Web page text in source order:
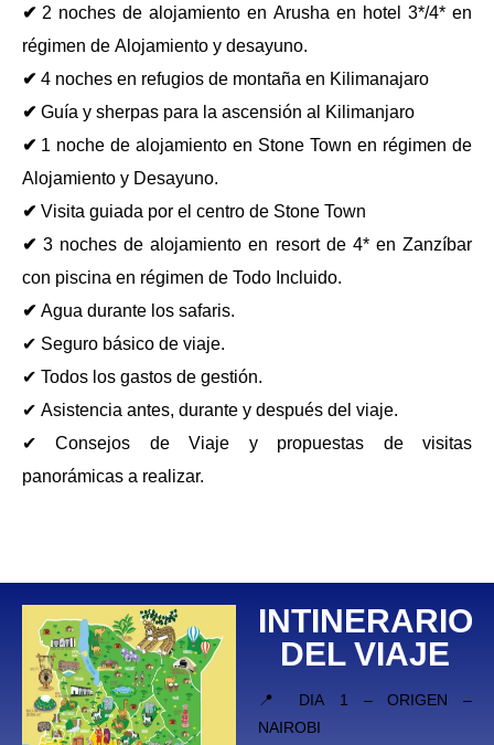
✔ 2 noches de alojamiento en Arusha en hotel 3*/4* en
régimen de Alojamiento y desayuno.
✔ 4 noches en refugios de montaña en Kilimanajaro
✔ Guía y sherpas para la ascensión al Kilimanjaro
✔ 1 noche de alojamiento en Stone Town en régimen de
Alojamiento y Desayuno.
✔ Visita guiada por el centro de Stone Town
✔ 3 noches de alojamiento en resort de 4* en Zanzíbar
con piscina en régimen de Todo Incluido.
✔ Agua durante los safaris.
✔ Seguro básico de viaje.
✔ Todos los gastos de gestión.
✔ Asistencia antes, durante y después del viaje.
✔ Consejos de Viaje y propuestas de visitas
panorámicas a realizar.
INTINERARIO
DEL VIAJE
📍 DIA 1 – ORIGEN –
NAIROBI